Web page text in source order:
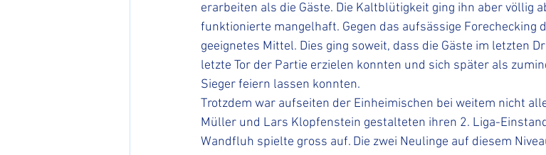
erarbeiten als die Gäste. Die Kaltblütigkeit ging ihn aber völlig
funktionierte mangelhaft. Gegen das aufsässige Forechecking
geeignetes Mittel. Dies ging soweit, dass die Gäste im letzten
letzte Tor der Partie erzielen konnten und sich später als
Sieger feiern lassen konnten.
Trotzdem war aufseiten der Einheimischen bei weitem nicht
Müller und Lars Klopfenstein gestalteten ihren 2. Liga-
Wandfluh spielte gross auf. Die zwei Neulinge auf diesem